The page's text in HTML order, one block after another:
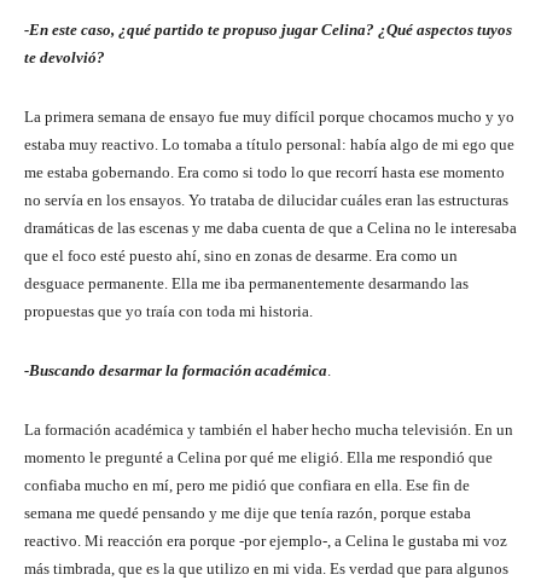
-En este caso, ¿qué partido te propuso jugar Celina? ¿Qué aspectos tuyos
te devolvió?
La primera semana de ensayo fue muy difícil porque chocamos mucho y yo
estaba muy reactivo. Lo tomaba a título personal: había algo de mi ego que
me estaba gobernando. Era como si todo lo que recorrí hasta ese momento
no servía en los ensayos. Yo trataba de dilucidar cuáles eran las estructuras
dramáticas de las escenas y me daba cuenta de que a Celina no le interesaba
que el foco esté puesto ahí, sino en zonas de desarme. Era como un
desguace permanente. Ella me iba permanentemente desarmando las
propuestas que yo traía con toda mi historia.
-Buscando desarmar la formación académica.
La formación académica y también el haber hecho mucha televisión. En un
momento le pregunté a Celina por qué me eligió. Ella me respondió que
confiaba mucho en mí, pero me pidió que confiara en ella. Ese fin de
semana me quedé pensando y me dije que tenía razón, porque estaba
reactivo. Mi reacción era porque -por ejemplo-, a Celina le gustaba mi voz
más timbrada, que es la que utilizo en mi vida. Es verdad que para algunos